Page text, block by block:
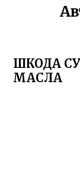
ШКОДА
МАСЛА